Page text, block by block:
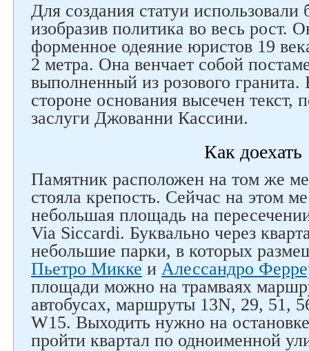
Для создания статуи
изобразив политика во весь рост.
форменное одеяние юристов 19
2 метра. Она венчает собой
выполненный из розового
стороне основания высечен текст,
заслуги Джованни Кассини.
Как доехать
Памятник расположен на том же
стояла крепость. Сейчас на этом
небольшая площадь на
Via Siccardi. Буквально через
небольшие парки, в которых
Пьетро Микке и Алессандро
площади можно на трамваях
автобусах, маршруты 13N, 29, 51,
W15. Выходить нужно на
пройти квартал по одноименной